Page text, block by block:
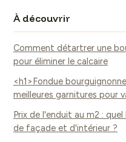
À découvrir
Comment détartrer une
pour éliminer le calcaire
<h1>Fondue
meilleures garnitures pour
Prix de l'enduit au m2 :
de façade et d'intérieur ?